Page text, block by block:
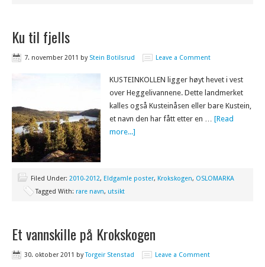
Ku til fjells
7. november 2011 by Stein Botilsrud Leave a Comment
KUSTEINKOLLEN ligger høyt hevet i vest
over Heggelivannene. Dette landmerket
kalles også Kusteinåsen eller bare Kustein,
et navn den har fått etter en … [Read
more...]
Filed Under: 2010-2012, Eldgamle poster, Krokskogen, OSLOMARKA
Tagged With: rare navn, utsikt
Et vannskille på Krokskogen
30. oktober 2011 byTorgeir Stenstad Leave a Comment